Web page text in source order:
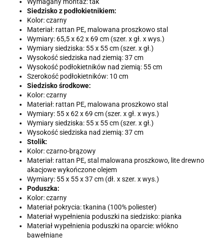
Siedzisko z podłokietnikiem:
Kolor: czarny
Materiał: rattan PE, malowana proszkowo stal
Wymiary: 65,5 x 62 x 69 cm (szer. x gł. x wys.)
Wymiary siedziska: 55 x 55 cm (szer. x gł.)
Wysokość siedziska nad ziemią: 37 cm
Wysokość podłokietników nad ziemią: 55 cm
Szerokość podłokietników: 10 cm
Siedzisko środkowe:
Kolor: czarny
Materiał: rattan PE, malowana proszkowo stal
Wymiary: 55 x 62 x 69 cm (szer. x gł. x wys.)
Wymiary siedziska: 55 x 55 cm (szer. x gł.)
Wysokość siedziska nad ziemią: 37 cm
Stolik:
Kolor: czarno-brązowy
Materiał: rattan PE, stal malowana proszkowo, lite drewno
akacjowe wykończone olejem
Wymiary: 55 x 55 x 37 cm (dł. x szer. x wys.)
Poduszka:
Kolor: czarny
Materiał pokrycia: tkanina (100% poliester)
Materiał wypełnienia poduszki na siedzisko: pianka
Materiał wypełnienia poduszki na oparcie: włókno
bawełniane